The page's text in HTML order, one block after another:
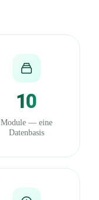
10
Module — eine
Datenbasis